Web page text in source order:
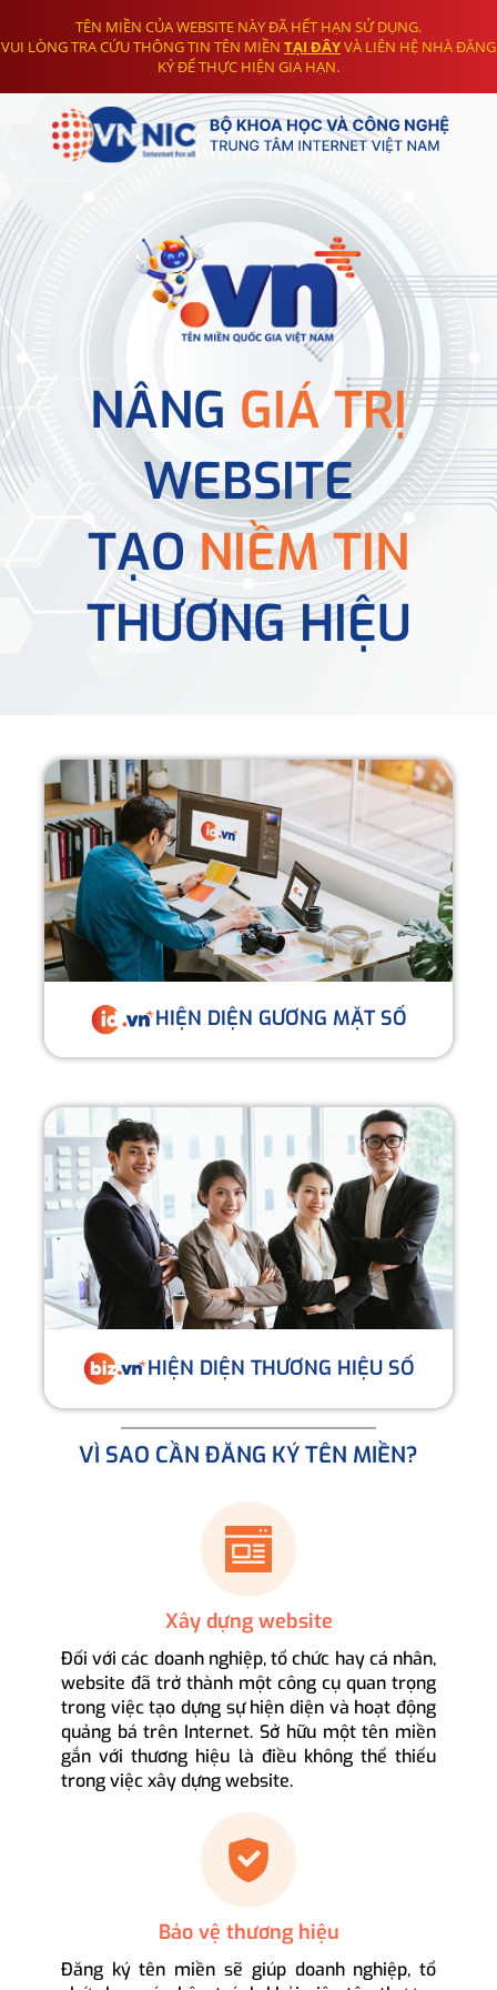
TÊN MIỀN CỦA WEBSITE NÀY ĐÃ HẾT HẠN SỬ DỤNG.
VUI LÒNG TRA CỨU THÔNG TIN TÊN MIỀN TẠI ĐÂYVÀ LIÊN HỆ NHÀ ĐĂNG
KÝ ĐỂ THỰC HIỆN GIA HẠN.
NÂNG GIÁ TRỊ
WEBSITE
TẠONIỀM TIN
THƯƠNG HIỆU
HIỆN DIỆN GƯƠNG MẶT SỐ
HIỆN DIỆN THƯƠNG HIỆU SỐ
VÌ SAO CẦN ĐĂNG KÝ TÊN MIỀN?
Xây dựng website
Đối với các doanh nghiệp, tổ chức hay cá nhân,
website đã trở thành một công cụ quan trọng
trong việc tạo dựng sự hiện diện và hoạt động
quảng bá trên Internet. Sở hữu một tên miền
gắn với thương hiệu là điều không thể thiếu
trong việc xây dựng website.
Bảo vệ thương hiệu
Đăng ký tên miền sẽ giúp doanh nghiệp, tổ